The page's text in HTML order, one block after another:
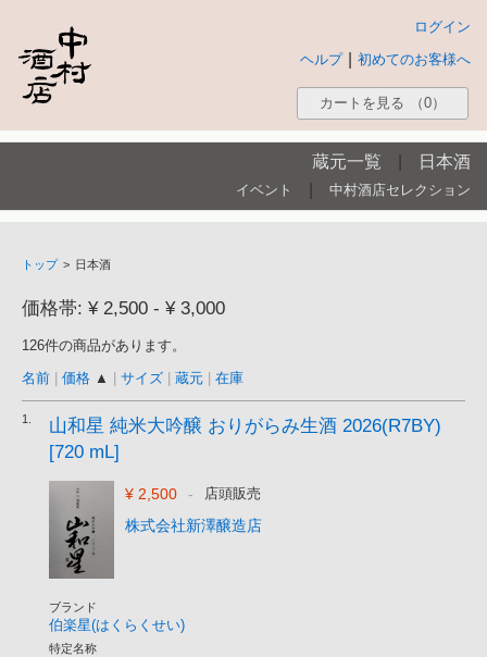
ログイン
初めてのお客様へ
ヘルプ
カートを見る （0）
蔵元一覧 日本酒
イベント 中村酒店セレクション
トップ > 日本酒
価格帯: ¥ 2,500 - ¥ 3,000
126件の商品があります。
名前
価格 ▲ サイズ 蔵元 在庫
1.
山和星 純米大吟醸 おりがらみ生酒 2026(R7BY)
[720 mL]
¥ 2,500 - 店頭販売
株式会社新澤醸造店
ブランド
伯楽星(はくらくせい)
特定名称